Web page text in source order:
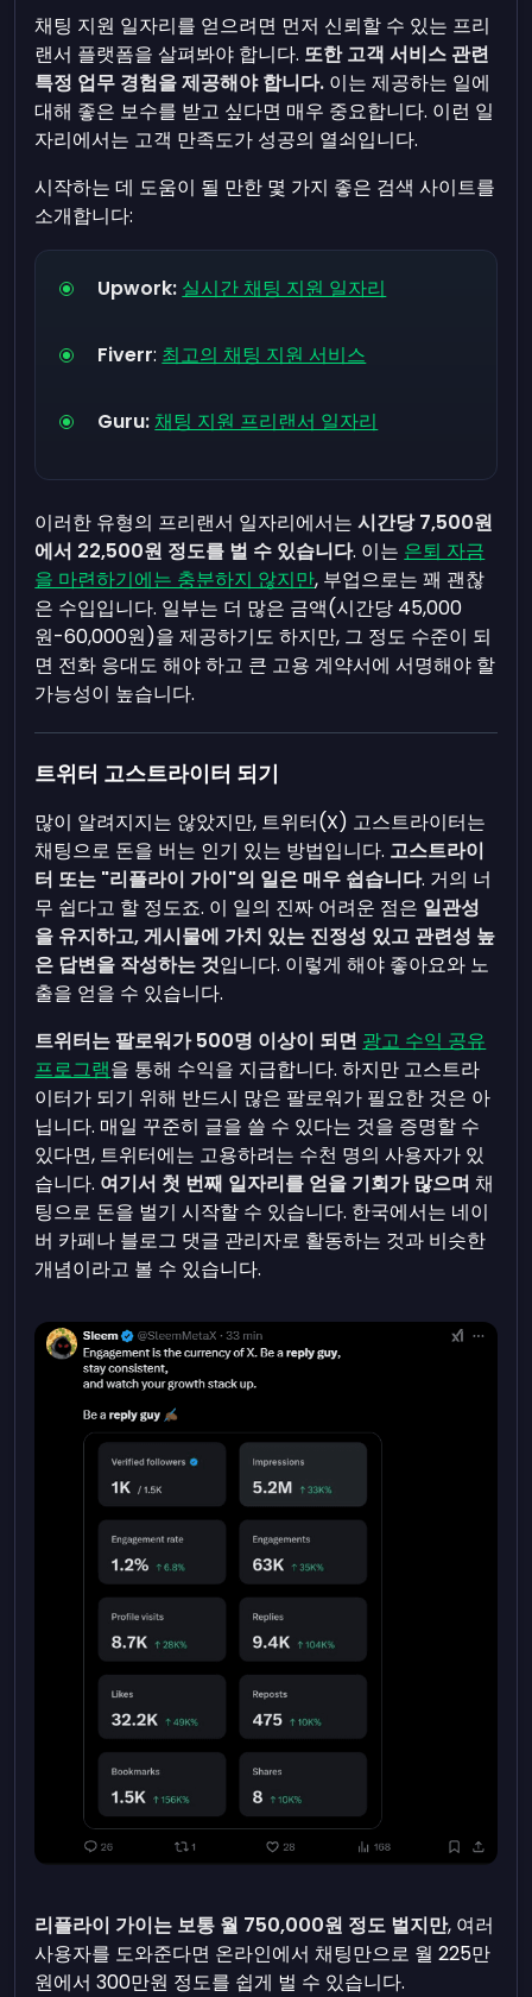
채팅 지원 일자리를 얻으려면 먼저 신뢰할 수 있는 프리
랜서 플랫폼을 살펴봐야 합니다. 또한 고객 서비스 관련
특정 업무 경험을 제공해야 합니다. 이는 제공하는 일에
대해 좋은 보수를 받고 싶다면 매우 중요합니다. 이런 일
자리에서는 고객 만족도가 성공의 열쇠입니다.
시작하는 데 도움이 될 만한 몇 가지 좋은 검색 사이트를
소개합니다:
Upwork: 실시간 채팅 지원 일자리
Fiverr: 최고의 채팅 지원 서비스
Guru:채팅 지원 프리랜서 일자리
이러한 유형의 프리랜서 일자리에서는시간당 7,500원
에서 22,500원 정도를 벌 수 있습니다. 이는 은퇴 자금
을 마련하기에는 충분하지 않지만, 부업으로는 꽤 괜찮
은 수입입니다. 일부는 더 많은 금액(시간당 45,000
원-60,000원)을 제공하기도 하지만, 그 정도 수준이 되
면 전화 응대도 해야 하고 큰 고용 계약서에 서명해야 할
가능성이 높습니다.
트위터 고스트라이터 되기
많이 알려지지는 않았지만, 트위터(X) 고스트라이터는
채팅으로 돈을 버는 인기 있는 방법입니다. 고스트라이
터 또는 "리플라이 가이"의 일은 매우 쉽습니다. 거의 너
무 쉽다고 할 정도죠. 이 일의 진짜 어려운 점은 일관성
을 유지하고, 게시물에 가치 있는 진정성 있고 관련성 높
은 답변을 작성하는 것입니다. 이렇게 해야 좋아요와 노
출을 얻을 수 있습니다.
트위터는 팔로워가 500명 이상이 되면 광고 수익 공유
프로그램을 통해 수익을 지급합니다. 하지만 고스트라
이터가 되기 위해 반드시 많은 팔로워가 필요한 것은 아
닙니다. 매일 꾸준히 글을 쓸 수 있다는 것을 증명할 수
있다면, 트위터에는 고용하려는 수천 명의 사용자가 있
습니다. 여기서 첫 번째 일자리를 얻을 기회가 많으며 채
팅으로 돈을 벌기 시작할 수 있습니다. 한국에서는 네이
버 카페나 블로그 댓글 관리자로 활동하는 것과 비슷한
개념이라고 볼 수 있습니다.
리플라이 가이는 보통 월 750,000원 정도 벌지만, 여러
사용자를 도와준다면 온라인에서 채팅만으로 월 225만
원에서 300만원 정도를 쉽게 벌 수 있습니다.